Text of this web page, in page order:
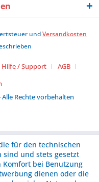
undVersandkosten
Hilfe / Support
AGB
Rechte vorbehalten
für den technischen
und stets gesetzt
Komfort bei Benutzung
dienen oder die